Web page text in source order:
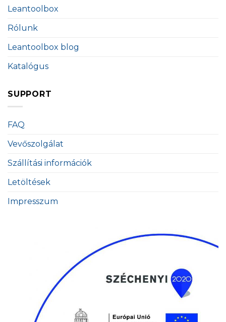
Leantoolbox
Rólunk
Leantoolbox blog
Katalógus
SUPPORT
FAQ
Vevőszolgálat
Szállítási információk
Letöltések
Impresszum